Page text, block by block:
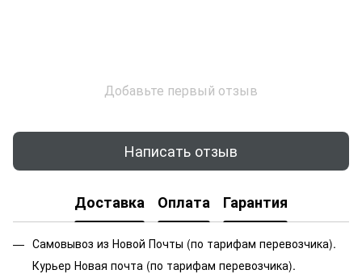
Добавьте первый отзыв
Написать отзыв
Доставка Оплата Гарантия
Самовывоз из Новой Почты (по тарифам перевозчика).
Курьер Новая почта (по тарифам перевозчика).